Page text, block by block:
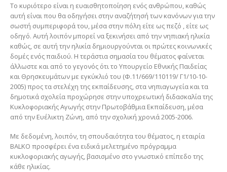
Το κυριότερο είναι η ευαισθητοποίηση ενός ανθρώπου, καθώς
αυτή είναι που θα οδηγήσει στην αναζήτησή των κανόνων για την
σωστή συμπεριφορά του, μέσα στην πόλη είτε ως πεζό , είτε ως
οδηγό. Αυτή λοιπόν μπορεί να ξεκινήσει από την νηπιακή ηλικία
καθώς, σε αυτή την ηλικία δημιουργούνται οι πρώτες κοινωνικές
δομές ενός παιδιού. Η τεράστια σημασία του θέματος φαίνεται
άλλωστε και από το γεγονός ότι το Υπουργείο Εθνικής Παιδείας
και Θρησκευμάτων µε εγκύκλιό του (Φ.11/669/110119/ Γ1/10-10-
2005) προς τα στελέχη της εκπαίδευσης, στα νηπιαγωγεία και τα
δημοτικά σχολεία προχώρησε στην υποχρεωτική διδασκαλία της
Κυκλοφοριακής Αγωγής στην Πρωτοβάθμια Εκπαίδευση, μέσα
από την Ευέλικτη Ζώνη, από την σχολική χρονιά 2005-2006.
Με δεδομένη, λοιπόν, τη σπουδαιότητα του θέματος, η εταιρία
BALKO προσφέρει ένα ειδικά μελετημένο πρόγραμμα
κυκλοφοριακής αγωγής, βασισμένο στο γνωστικό επίπεδο της
κάθε ηλικίας.